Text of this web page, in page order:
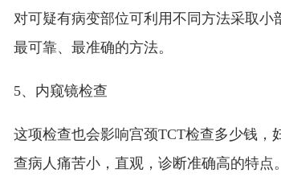
对可疑有病变部位可利用不同方法采取
最可靠、最准确的方法。
5、内窥镜检查
这项检查也会影响宫颈TCT检查多少钱
查病人痛苦小，直观，诊断准确高的特点。